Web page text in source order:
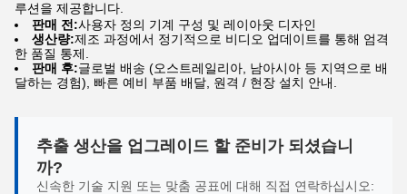
루션을 제공합니다.
판매 전:사용자 정의 기계 구성 및 레이아웃 디자인
생산량:제조 과정에서 정기적으로 비디오 업데이트를 통해 엄격
한 품질 통제.
판매 후:글로벌 배송 (오스트레일리아, 남아시아 등 지역으로 배
달하는 경험), 빠른 예비 부품 배달, 원격 / 현장 설치 안내.
추출 생산을 업그레이드 할 준비가 되셨습니
까?
신속한 기술 지원 또는 맞춤 공표에 대해 직접 연락하십시오: